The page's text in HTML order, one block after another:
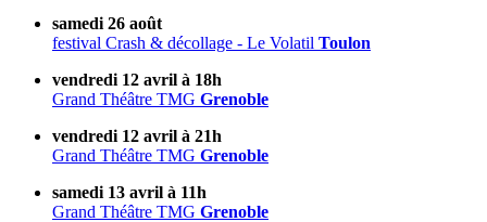
samedi 26 août
festival Crash & décollage - Le Volatil Toulon
vendredi 12 avril à 18h
Grand Théâtre TMG Grenoble
vendredi 12 avril à 21h
Grand Théâtre TMG Grenoble
samedi 13 avril à 11h
Grand Théâtre TMG Grenoble